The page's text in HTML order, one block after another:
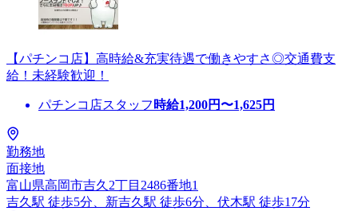
【パチンコ店】高時給&充実待遇で働きやすさ◎交通費支
給！未経験歓迎！
パチンコ店スタッフ 時給1,200円〜1,625円
勤務地
面接地
富山県高岡市吉久2丁目2486番地1
吉久駅 徒歩5分、新吉久駅 徒歩6分、伏木駅 徒歩17分